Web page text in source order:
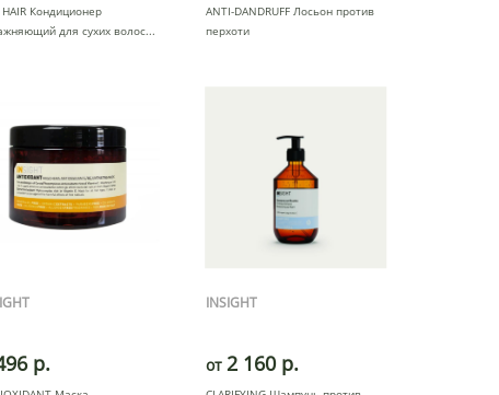
HAIR Кондиционер
для сухих волос
ANTI-DANDRUFF Лосьон против
перхоти
р.
INSIGHT
от 2 160 р.